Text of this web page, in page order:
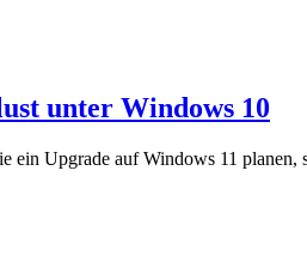
unter Windows 10
ein Upgrade auf Windows 11